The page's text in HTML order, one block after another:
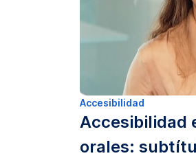
Accesibilidad
Accesibilidad
orales: